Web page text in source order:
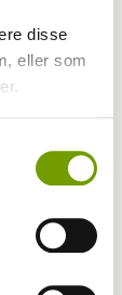
disse
eller som